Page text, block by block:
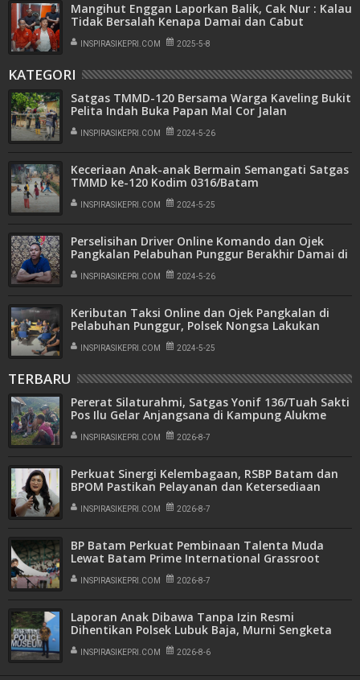
Mangihut Enggan Laporkan Balik, Cak Nur : Kalau
Tidak Bersalah Kenapa Damai dan Cabut
Laporan
INSPIRASIKEPRI.COM 2025-5-8
KATEGORI
Satgas TMMD-120 Bersama Warga Kaveling Bukit
Pelita Indah Buka Papan Mal Cor Jalan
INSPIRASIKEPRI.COM 2024-5-26
Keceriaan Anak-anak Bermain Semangati Satgas
TMMD ke-120 Kodim 0316/Batam
INSPIRASIKEPRI.COM 2024-5-25
Perselisihan Driver Online Komando dan Ojek
Pangkalan Pelabuhan Punggur Berakhir Damai di
Polsek Nongsa
INSPIRASIKEPRI.COM 2024-5-26
Keributan Taksi Online dan Ojek Pangkalan di
Pelabuhan Punggur, Polsek Nongsa Lakukan
Mediasi
INSPIRASIKEPRI.COM 2024-5-25
TERBARU
Pererat Silaturahmi, Satgas Yonif 136/Tuah Sakti
Pos Ilu Gelar Anjangsana di Kampung Alukme
INSPIRASIKEPRI.COM 2026-8-7
Perkuat Sinergi Kelembagaan, RSBP Batam dan
BPOM Pastikan Pelayanan dan Ketersediaan
Obat Aman
INSPIRASIKEPRI.COM 2026-8-7
BP Batam Perkuat Pembinaan Talenta Muda
Lewat Batam Prime International Grassroot
Football Festival 2026
INSPIRASIKEPRI.COM 2026-8-7
Laporan Anak Dibawa Tanpa Izin Resmi
Dihentikan Polsek Lubuk Baja, Murni Sengketa
Hak Asuh
INSPIRASIKEPRI.COM 2026-8-6